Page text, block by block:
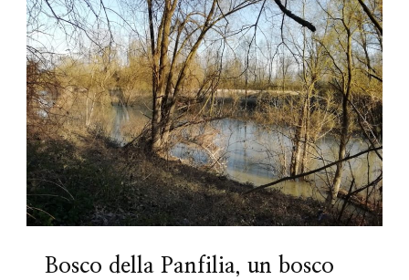
Bosco della Panfilia, un bosco